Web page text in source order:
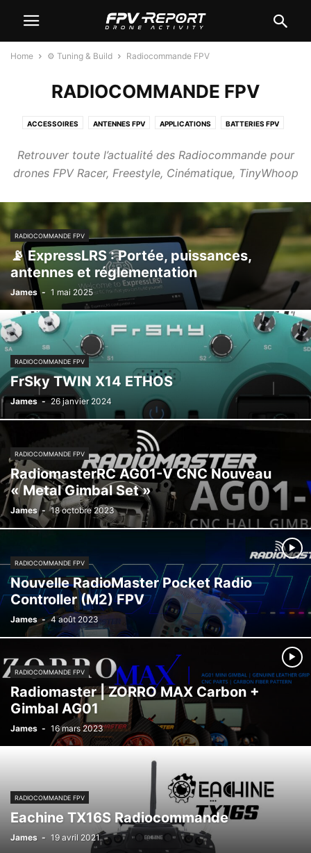
Home ⚙️ Tuning & Build Radiocommande FPV
RADIOCOMMANDE FPV
ACCESSOIRES ANTENNES FPV APPLICATIONS BATTERIES FPV
PIÈCES DÉTACHÉES RADIOCOMMANDE FPV RANGEMENTS
RÉCEPTEURS RX FPV
Retrouver toute l’actualité des Radiocommande pour
drones FPV Racer, Freestyle, Cinématique, TinyWhoop
RADIOCOMMANDE FPV
📡 ExpressLRS : Portée, puissances,
antennes et réglementation
James - 1 mai 2025
RADIOCOMMANDE FPV
FrSky TWIN X14 ETHOS
James - 26 janvier 2024
RADIOCOMMANDE FPV
RadiomasterRC AG01-V CNC Nouveau
« Metal Gimbal Set »
James - 18 octobre 2023
RADIOCOMMANDE FPV
Nouvelle RadioMaster Pocket Radio
Controller (M2) FPV
James - 4 août 2023
RADIOCOMMANDE FPV
Radiomaster | ZORRO MAX Carbon +
Gimbal AG01
James - 16 mars 2023
RADIOCOMMANDE FPV
Eachine TX16S Radiocommande
James - 19 avril 2021